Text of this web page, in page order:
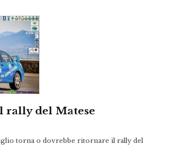
rally del Matese
torna o dovrebbe ritornare il rally del